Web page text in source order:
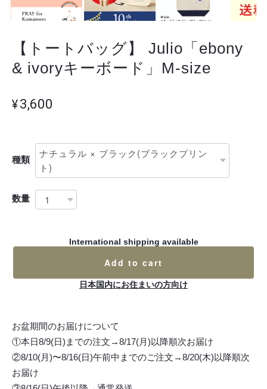
【トートバッグ】 Julio「ebony
& ivoryキーボード」M-size
¥3,600
種類
数量
International shipping available
Add to cart
日本国内にお住まいの方向け
お盆期間のお届けについて
①本日8/9(日)までの注文→8/17(月)以降順次お届け
②8/10(月)〜8/16(日)午前中までのご注文→8/20(木)以降順次
お届け